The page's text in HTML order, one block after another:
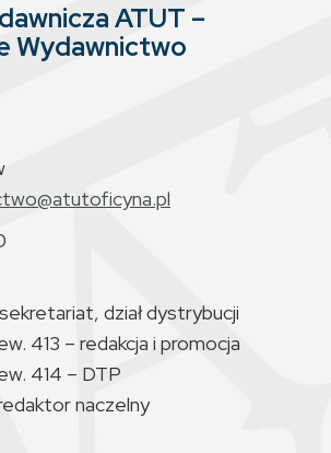
ATUT –
Wydawnictwo
dział dystrybucji
413 – redakcja i promocja
414 – DTP
naczelny